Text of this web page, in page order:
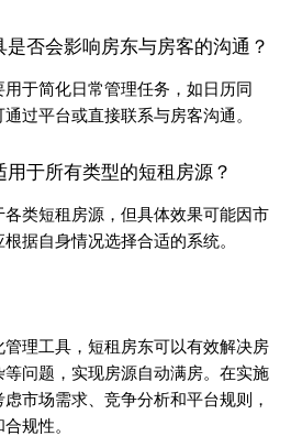
否会影响房东与房客的沟通？
于简化日常管理任务，如日历同
过平台或直接联系与房客沟通。
于所有类型的短租房源？
类短租房源，但具体效果可能因市
据自身情况选择合适的系统。
理工具，短租房东可以有效解决房
问题，实现房源自动满房。在实施
市场需求、竞争分析和平台规则，
规性。